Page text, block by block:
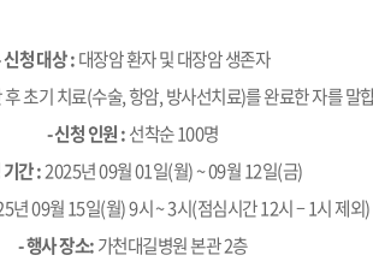
청 대상 :대장암 환자 및 대장암 생존자
초기 치료(수술, 항암, 방사선치료)를 완료한 자를 말
- 신청 인원 :선착순 100명
기간 :2025년 09월 01일(월) ~ 09월 12일(금)
년 09월 15일(월) 9시 ~ 3시(점심시간 12시 – 1시 제외)
- 행사 장소:가천대길병원 본관 2층